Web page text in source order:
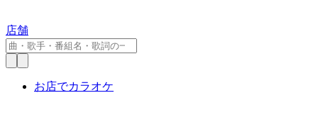
店舗
お店でカラオケ